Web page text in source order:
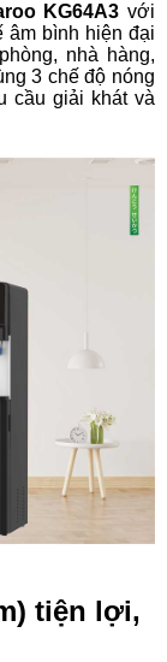
KG64A3 với
âm bình hiện đại
nhà hàng,
3 chế độ nóng
cầu giải khát và
tiện lợi,